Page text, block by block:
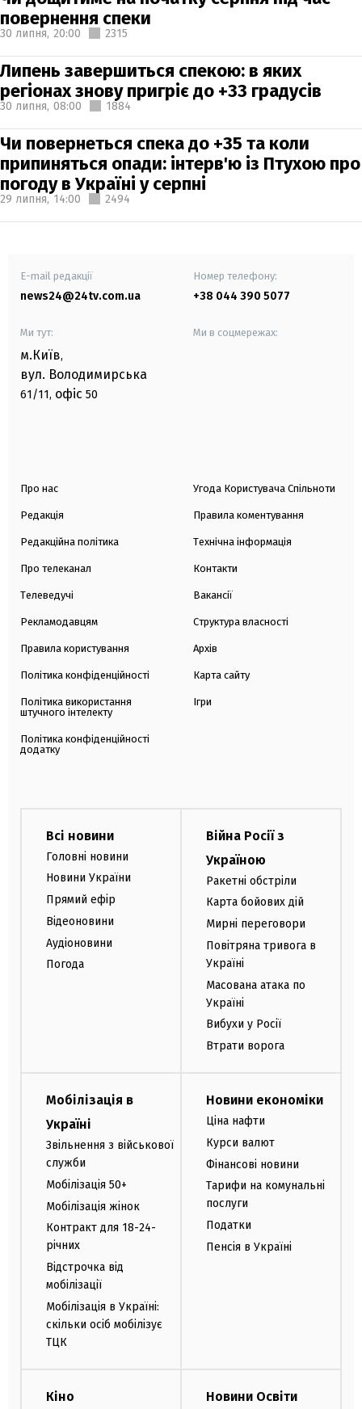
повернення спеки
30 липня, 20:00 2315
Липень завершиться спекою: в яких
регіонах знову пригріє до +33 градусів
30 липня, 08:00 1884
Чи повернеться спека до +35 та коли
припиняться опади: інтерв'ю із Птухою про
погоду в Україні у серпні
29 липня, 14:00 2494
E-mail редакції
news24@24tv.com.ua
Номер телефону:
+38 044 390 5077
Ми тут:
м.Київ,
вул. Володимирська
61/11, офіс 50
Ми в соцмережах:
Про нас
Редакція
Редакційна політика
Про телеканал
Телеведучі
Рекламодавцям
Правила користування
Політика конфіденційності
Політика використання
штучного інтелекту
Політика конфіденційності
додатку
Угода Користувача Спільноти
Правила коментування
Технічна інформація
Контакти
Вакансії
Структура власності
Архів
Карта сайту
Ігри
Всі новини
Головні новини
Новини України
Прямий ефір
Відеоновини
Аудіоновини
Погода
Війна Росії з
Україною
Ракетні обстріли
Карта бойових дій
Мирні переговори
Повітряна тривога в
Україні
Масована атака по
Україні
Вибухи у Росії
Втрати ворога
Мобілізація в
Україні
Звільнення з військової
служби
Мобілізація 50+
Мобілізація жінок
Контракт для 18-24-
річних
Відстрочка від
мобілізації
Мобілізація в Україні:
скільки осіб мобілізує
ТЦК
Новини економіки
Ціна нафти
Курси валют
Фінансові новини
Тарифи на комунальні
послуги
Податки
Пенсія в Україні
Кіно Новини Освіти